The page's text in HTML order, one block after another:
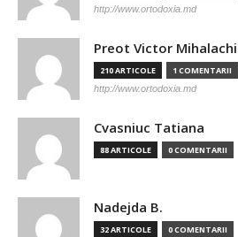
http://www.ortodoxia.md
Preot Victor Mihalachi
210 ARTICOLE 1 COMENTARII
http://www.ortodoxia.md
Cvasniuc Tatiana
88 ARTICOLE 0 COMENTARII
Nadejda B.
32 ARTICOLE 0 COMENTARII